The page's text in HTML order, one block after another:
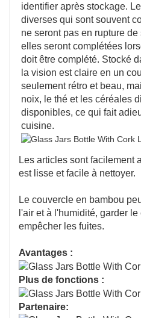
identifier après stockage.
diverses qui sont souvent
ne seront pas en rupture
elles seront complétées
doit être complété. Stocké
la vision est claire en un
seulement rétro et beau,
noix, le thé et les céréales
disponibles, ce qui fait
cuisine.
Les articles sont facilement
est lisse et facile à nettoyer.
Le couvercle en bambou
l'air et à l'humidité, garder
empêcher les fuites.
Avantages :
Plus de fonctions :
Partenaire: